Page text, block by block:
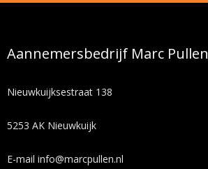
Aannemersbedrijf Marc Pullen
Nieuwkuijksestraat 138
5253 AK Nieuwkuijk
E-mail info@marcpullen.nl